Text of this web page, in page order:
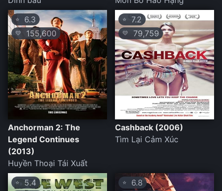
⭐ 6.3
💛 155,600
Anchorman 2: The
Legend Continues
(2013)
Huyền Thoại Tái Xuất
⭐ 7.2
💛 79,759
Cashback (2006)
Tìm Lại Cảm Xúc
⭐ 5.4 ⭐ 6.8